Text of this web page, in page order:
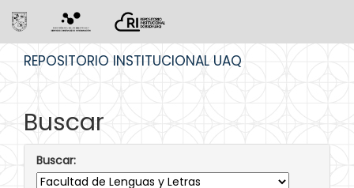
REPOSITORIO INSTITUCIONAL UAQ
Buscar
Buscar: